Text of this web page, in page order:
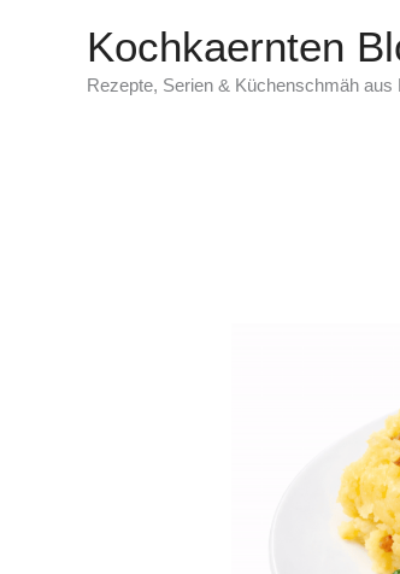
Kochkaernten
Rezepte, Serien & Küchenschmäh aus